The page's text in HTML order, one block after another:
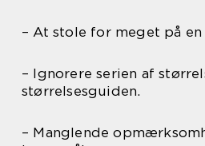
– At stole for meget på
– Ignorere serien af
størrelsesguiden.
– Manglende